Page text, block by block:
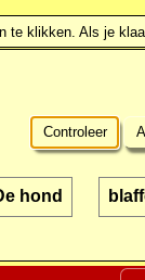
te klikken. Als je
Controleer
hond